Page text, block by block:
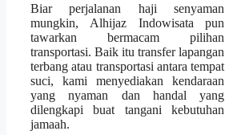
Biar perjalanan haji senyaman
mungkin, Alhijaz Indowisata pun
tawarkan bermacam pilihan
transportasi. Baik itu transfer lapangan
terbang atau transportasi antara tempat
suci, kami menyediakan kendaraan
yang nyaman dan handal yang
dilengkapi buat tangani kebutuhan
jamaah.